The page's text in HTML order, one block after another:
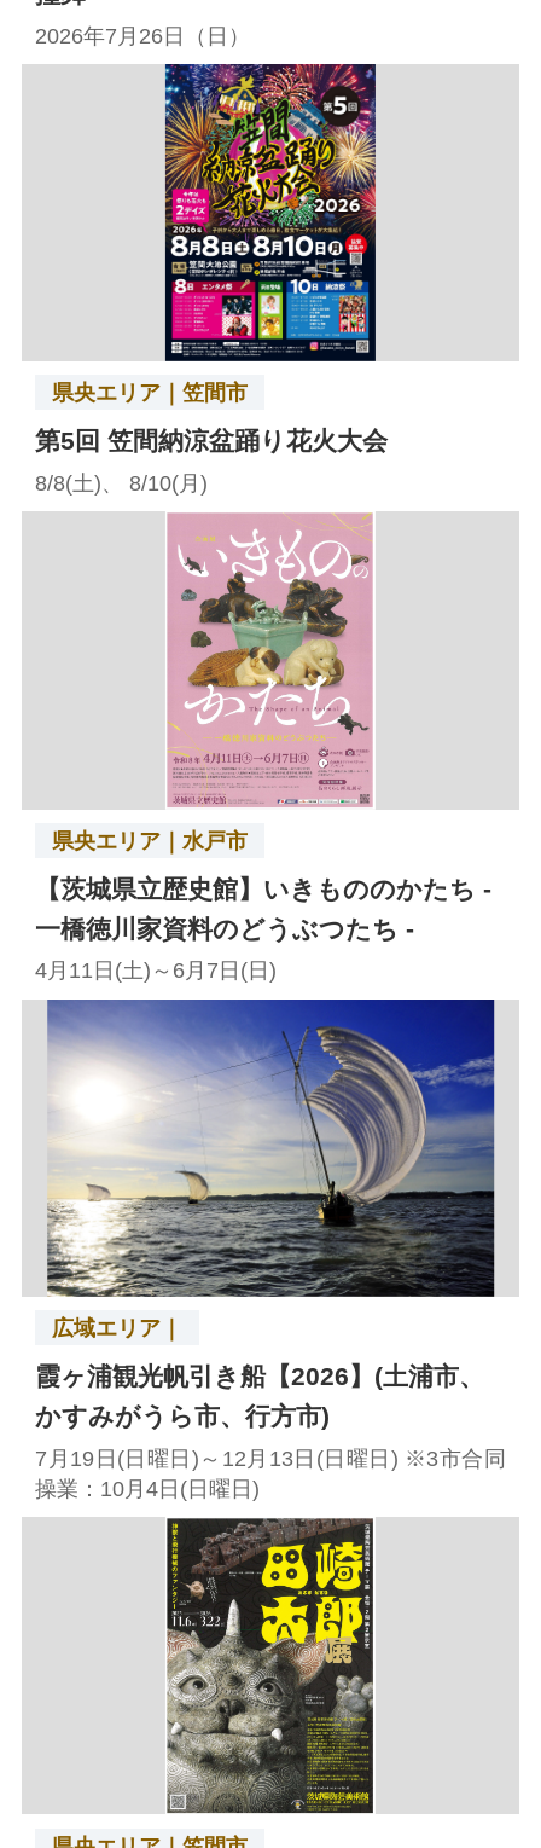
2026年7月26日（日）
県央エリア｜笠間市
第5回 笠間納涼盆踊り花火大会
8/8(土)、 8/10(月)
県央エリア｜水戸市
【茨城県立歴史館】いきもののかたち -
一橋徳川家資料のどうぶつたち -
4月11日(土)～6月7日(日)
広域エリア｜
霞ヶ浦観光帆引き船【2026】(土浦市、
かすみがうら市、行方市)
7月19日(日曜日)～12月13日(日曜日) ※3市合同
操業：10月4日(日曜日)